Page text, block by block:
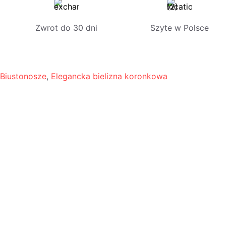
Zwrot do 30 dni Szyte w Polsce
Biustonosze, Elegancka bielizna koronkowa